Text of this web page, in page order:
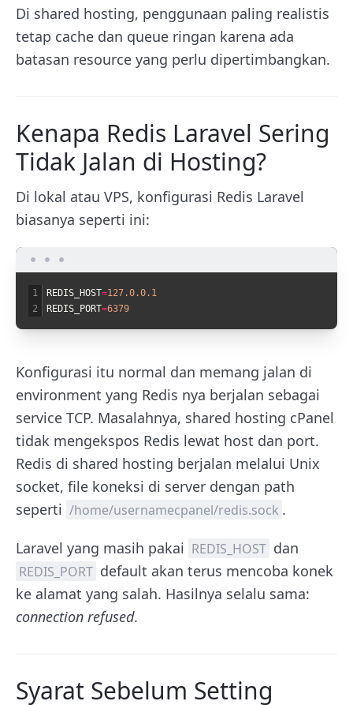
Di shared hosting, penggunaan paling realistis
tetap cache dan queue ringan karena ada
batasan resource yang perlu dipertimbangkan.
Kenapa Redis Laravel Sering
Tidak Jalan di Hosting?
Di lokal atau VPS, konfigurasi Redis Laravel
biasanya seperti ini:
1
2
REDIS_HOST=127.0.0.1
REDIS_PORT=6379
Konfigurasi itu normal dan memang jalan di
environment yang Redis nya berjalan sebagai
service TCP. Masalahnya, shared hosting cPanel
tidak mengekspos Redis lewat host dan port.
Redis di shared hosting berjalan melalui Unix
socket, file koneksi di server dengan path
seperti /home/usernamecpanel/redis.sock .
Laravel yang masih pakai REDIS_HOST dan
REDIS_PORT default akan terus mencoba konek
ke alamat yang salah. Hasilnya selalu sama:
connection refused.
Syarat Sebelum Setting